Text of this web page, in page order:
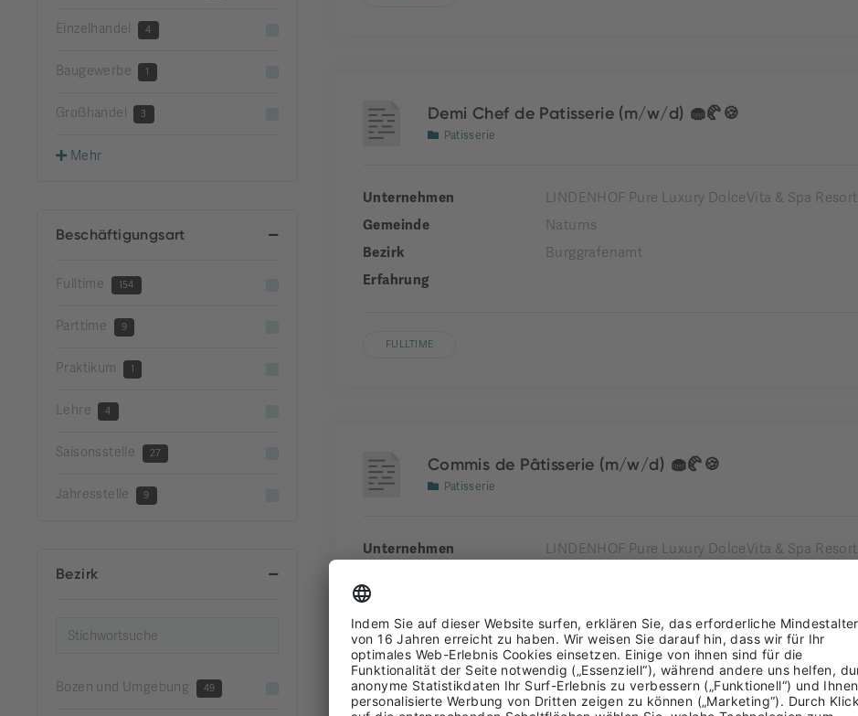
Einzelhandel 4
Baugewerbe 1
Großhandel 3
Mehr
Beschäftigungsart
Fulltime 154
Parttime 9
Praktikum 1
Lehre 4
Saisonsstelle 27
Jahresstelle 9
Bezirk
Bozen und Umgebung 49
Demi Chef de Patisserie (m/w/d) 🧁🥐🍪
Patisserie
Unternehmen
LINDENHOF Pure Luxury DolceVita & Spa Resort
Gemeinde
Naturns
Bezirk
Burggrafenamt
Erfahrung
FULLTIME
Commis de Pâtisserie (m/w/d) 🧁🥐🍪
Patisserie
Unternehmen
LINDENHOF Pure Luxury DolceVita & Spa Resort
Bezirk
Erfahrung
FULLTIME